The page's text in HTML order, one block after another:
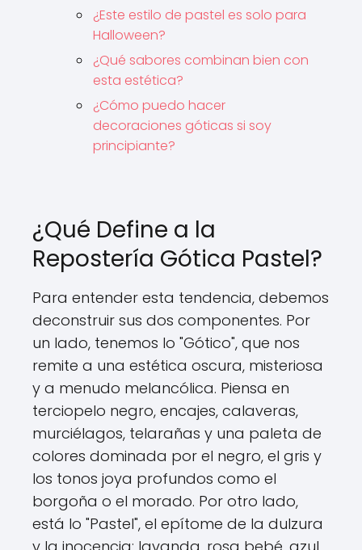
¿Este estilo de pastel es solo para
Halloween?
¿Qué sabores combinan bien con
esta estética?
¿Cómo puedo hacer
decoraciones góticas si soy
principiante?
¿Qué Define a la
Repostería Gótica Pastel?
Para entender esta tendencia, debemos
deconstruir sus dos componentes. Por
un lado, tenemos lo "Gótico", que nos
remite a una estética oscura, misteriosa
y a menudo melancólica. Piensa en
terciopelo negro, encajes, calaveras,
murciélagos, telarañas y una paleta de
colores dominada por el negro, el gris y
los tonos joya profundos como el
borgoña o el morado. Por otro lado,
está lo "Pastel", el epítome de la dulzura